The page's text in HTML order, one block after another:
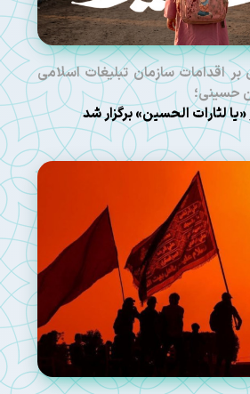
بر اقدامات سازمان تبلیغات اسلامی
حسینی؛